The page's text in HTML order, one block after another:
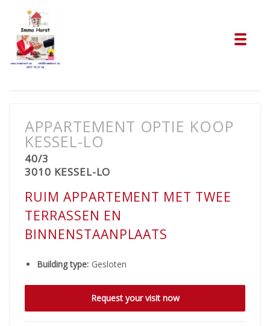
APPARTEMENT OPTIE KOOP
KESSEL-LO
40/3
3010 KESSEL-LO
RUIM APPARTEMENT MET TWEE
TERRASSEN EN
BINNENSTAANPLAATS
Building type: Gesloten
Request your visit now